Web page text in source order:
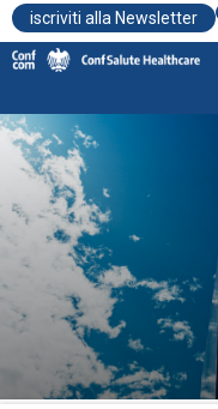
iscriviti alla Newsletter